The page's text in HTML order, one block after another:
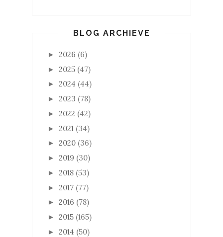
BLOG ARCHIEVE
► 2026 (6)
► 2025 (47)
► 2024 (44)
► 2023 (78)
► 2022 (42)
► 2021 (34)
► 2020 (36)
► 2019 (30)
► 2018 (53)
► 2017 (77)
► 2016 (78)
► 2015 (165)
► 2014 (50)